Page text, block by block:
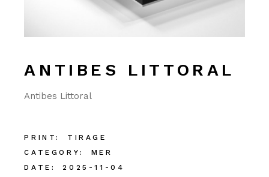
ANTIBES LITTORAL
Antibes Littoral
PRINT:
TIRAGE
CATEGORY:
MER
DATE:
2025-11-04